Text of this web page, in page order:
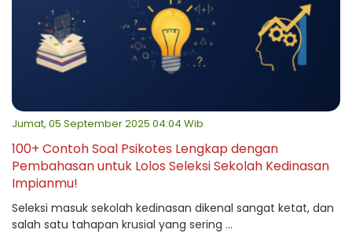
Jumat, 05 September 2025 04:04 Wib
100+ Contoh Soal Psikotes Lengkap dengan
Pembahasan untuk Lolos Seleksi Sekolah Kedinasan
Impianmu!
Seleksi masuk sekolah kedinasan dikenal sangat ketat, dan
salah satu tahapan krusial yang sering ...